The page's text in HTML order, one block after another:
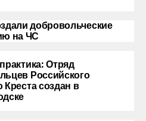
добровольческие
на ЧС
Отряд
Российского
Креста создан в